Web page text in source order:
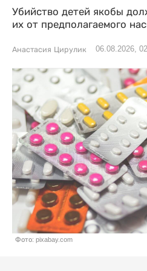
Убийство детей якобы
их от предполагаемого
Анастасия Цирулик 06.08.2026,
Фото: pixabay.com